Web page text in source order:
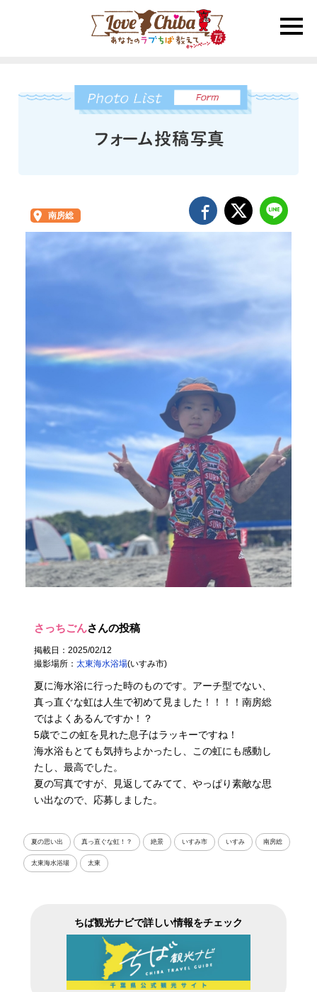
toggle
南房総
さっちごんさんの投稿
掲載日：2025/02/12
撮影場所：太東海水浴場(いすみ市)
夏に海水浴に行った時のものです。アーチ型でない、
真っ直ぐな虹は人生で初めて見ました！！！！南房総
ではよくあるんですか！？
5歳でこの虹を見れた息子はラッキーですね！
海水浴もとても気持ちよかったし、この虹にも感動し
たし、最高でした。
夏の写真ですが、見返してみてて、やっぱり素敵な思
い出なので、応募しました。
夏の思い出 真っ直ぐな虹！？ 絶景 いすみ市 いすみ 南房総
太東海水浴場 太東
ちば観光ナビで詳しい情報をチェック